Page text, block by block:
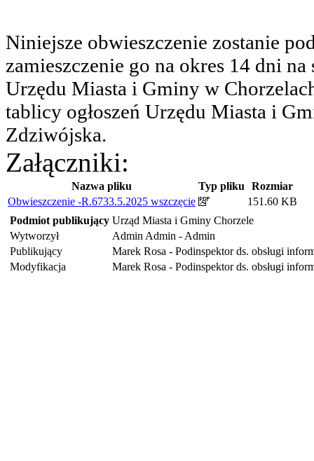
Niniejsze obwieszczenie zostanie
zamieszczenie go na okres 14 dni
Urzędu Miasta i Gminy w
tablicy ogłoszeń Urzędu Miasta i
Zdziwójska.
Załączniki:
Nazwa pliku Typ pliku Rozmiar
Obwieszczenie -R.6733.5.2025 wszczęcie
151.60 KB
Podmiot publikujący Urząd Miasta i Gminy Chorzele
Wytworzył
Admin Admin - Admin
Publikujący
Marek Rosa - Podinspektor ds. obsługi
Modyfikacja
Marek Rosa - Podinspektor ds. obsługi